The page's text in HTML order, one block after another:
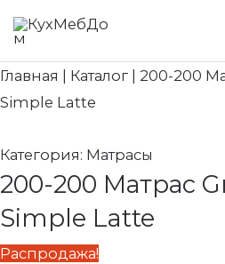
Перейти
содержимому
Главная Каталог
200-200
Simple Latte
Категория: Матрасы
200-200 Матрас
Simple Latte
Распродажа!
Первоначальная
составляла
60
Search...